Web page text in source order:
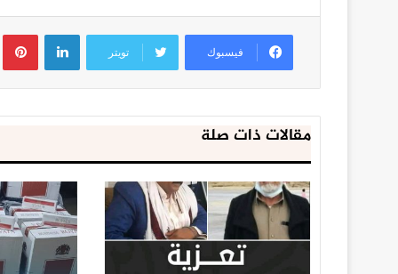
فيسبوك تويتر
لينكدإن
مقالات ذات صلة